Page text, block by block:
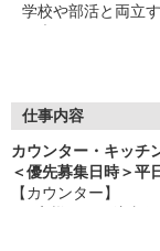
学校や部活と両立
みんなから「働き
＜ 未経験でも心
先輩によるレクチ
久しぶりのお仕事
です♪
オトクな従業員割
仕事内容
カウンター・キッチ
＜優先募集日時＞
【カウンター】